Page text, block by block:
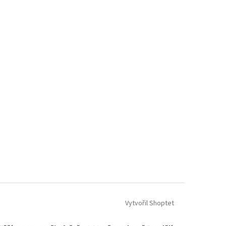
Vytvořil Shoptet